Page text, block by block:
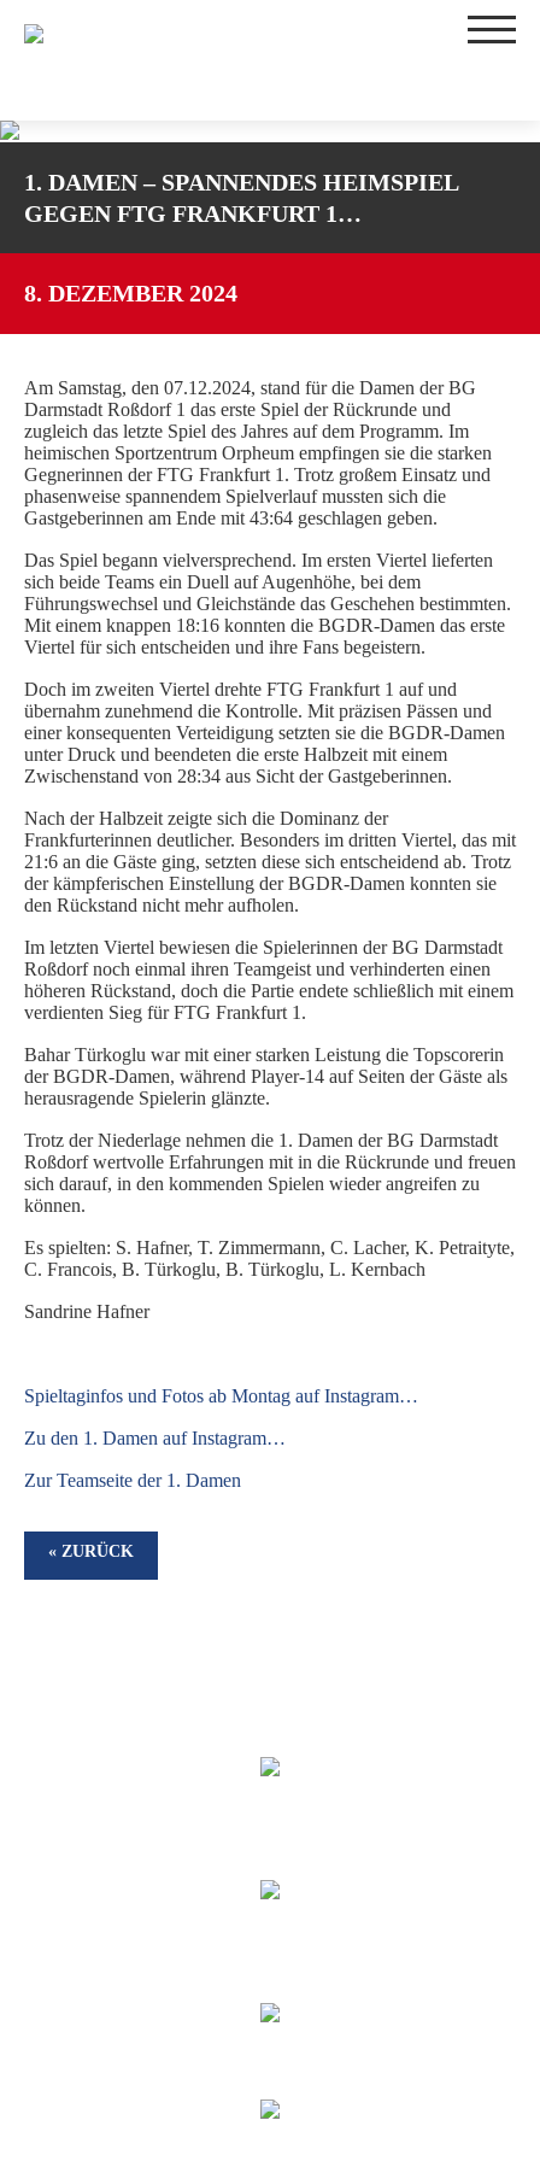
TEAMS
1. DAMEN
2. DAMEN
3. DAMEN
WU16-1
WU14-2
WU12
WU10
TRAININGSZEITEN
SPIELBETRIEB
SPIELORGANISATION
SPIELPLÄNE UND ERGEBNISSE
BGDR-INSIDE
WER WIR SIND…
TRAINER*INNEN
DER VORSTAND
FÖRDERUNG
MITGLIEDSANTRAG
BLOG
SHOP
1. DAMEN – SPANNENDES HEIMSPIEL
GEGEN FTG FRANKFURT 1…
8. DEZEMBER 2024
Am Samstag, den 07.12.2024, stand für die Damen der BG
Darmstadt Roßdorf 1 das erste Spiel der Rückrunde und
zugleich das letzte Spiel des Jahres auf dem Programm. Im
heimischen Sportzentrum Orpheum empfingen sie die starken
Gegnerinnen der FTG Frankfurt 1. Trotz großem Einsatz und
phasenweise spannendem Spielverlauf mussten sich die
Gastgeberinnen am Ende mit 43:64 geschlagen geben.
Das Spiel begann vielversprechend. Im ersten Viertel lieferten
sich beide Teams ein Duell auf Augenhöhe, bei dem
Führungswechsel und Gleichstände das Geschehen bestimmten.
Mit einem knappen 18:16 konnten die BGDR-Damen das erste
Viertel für sich entscheiden und ihre Fans begeistern.
Doch im zweiten Viertel drehte FTG Frankfurt 1 auf und
übernahm zunehmend die Kontrolle. Mit präzisen Pässen und
einer konsequenten Verteidigung setzten sie die BGDR-Damen
unter Druck und beendeten die erste Halbzeit mit einem
Zwischenstand von 28:34 aus Sicht der Gastgeberinnen.
Nach der Halbzeit zeigte sich die Dominanz der
Frankfurterinnen deutlicher. Besonders im dritten Viertel, das mit
21:6 an die Gäste ging, setzten diese sich entscheidend ab. Trotz
der kämpferischen Einstellung der BGDR-Damen konnten sie
den Rückstand nicht mehr aufholen.
Im letzten Viertel bewiesen die Spielerinnen der BG Darmstadt
Roßdorf noch einmal ihren Teamgeist und verhinderten einen
höheren Rückstand, doch die Partie endete schließlich mit einem
verdienten Sieg für FTG Frankfurt 1.
Bahar Türkoglu war mit einer starken Leistung die Topscorerin
der BGDR-Damen, während Player-14 auf Seiten der Gäste als
herausragende Spielerin glänzte.
Trotz der Niederlage nehmen die 1. Damen der BG Darmstadt
Roßdorf wertvolle Erfahrungen mit in die Rückrunde und freuen
sich darauf, in den kommenden Spielen wieder angreifen zu
können.
Es spielten: S. Hafner, T. Zimmermann, C. Lacher, K. Petraityte,
C. Francois, B. Türkoglu, B. Türkoglu, L. Kernbach
Sandrine Hafner
Spieltaginfos und Fotos ab Montag auf Instagram…
Zu den 1. Damen auf Instagram…
Zur Teamseite der 1. Damen
« ZURÜCK